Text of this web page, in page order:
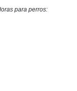
para perros: